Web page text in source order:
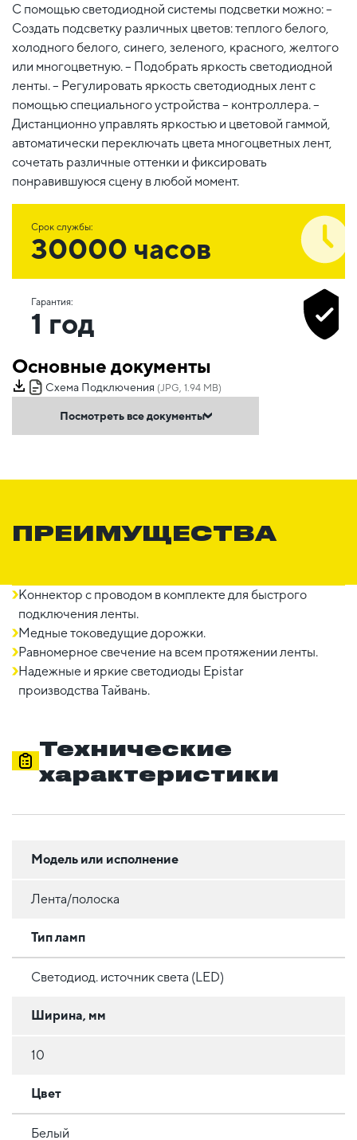
С помощью светодиодной системы подсветки можно: –
Создать подсветку различных цветов: теплого белого,
холодного белого, синего, зеленого, красного, желтого
или многоцветную. – Подобрать яркость светодиодной
ленты. – Регулировать яркость светодиодных лент с
помощью специального устройства – контроллера. –
Дистанционно управлять яркостью и цветовой гаммой,
автоматически переключать цвета многоцветных лент,
сочетать различные оттенки и фиксировать
понравившуюся сцену в любой момент.
Срок службы:
30000 часов
Гарантия:
1 год
Основные документы
Схема Подключения (JPG, 1.94 MB)
Посмотреть все документы
ПРЕИМУЩЕСТВА
Коннектор с проводом в комплекте для быстрого
подключения ленты.
Медные токоведущие дорожки.
Равномерное свечение на всем протяжении ленты.
Надежные и яркие светодиоды Epistar
производства Тайвань.
Технические
характеристики
Модель или исполнение
Лента/полоска
Тип ламп
Светодиод. источник света (LED)
Ширина, мм
10
Цвет
Белый